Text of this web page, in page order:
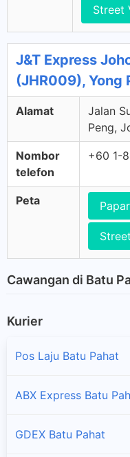
Street
J&T Express
(JHR009), Yong
Alamat
Jalan
Peng,
Nombor
telefon
+60 1-
Peta
Cawangan di Batu
Kurier
Pos Laju Batu Pahat
ABX Express Batu
GDEX Batu Pahat